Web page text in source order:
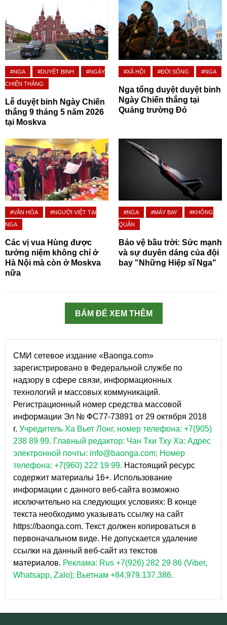
#NGA #DUYỆT BINH
#NGÀY
CHIẾN THẮNG
Lễ duyệt binh Ngày Chiến
thắng 9 tháng 5 năm 2026
tại Moskva
#XÃ HỘI #ĐỜI SỐNG #NGA
Nga tổng duyệt duyệt binh
Ngày Chiến thắng tại
Quảng trường Đỏ
#VĂN HÓA
#NGƯỜI VIỆT TẠI
NGA
Các vị vua Hùng được
tưởng niệm không chỉ ở
Hà Nội mà còn ở Moskva
nữa
#NGA #MÁY BAY
#KHÔNG
QUÂN
Bảo vệ bầu trời: Sức mạnh
và sự duyên dáng của đội
bay "Những Hiệp sĩ Nga"
BẤM ĐỂ XEM THÊM
СМИ сетевое издание «Baonga.com»
зарегистрировано в Федеральной службе по
надзору в сфере связи, информационных
технологий и массовых коммуникаций.
Регистрационный номер средства массовой
информации Эл № ФС77-73891 от 29 октября 2018
г. Учредитель Ха Вьет Лонг, номер телефона: +7(905)
238 89 99. Главный редактор: Чан Тхи Тху Ха: Адрес
электронной почты: info@baonga.com; Номер
телефона: +7(960) 222 19 99. Настоящий ресурс
содержит материалы 16+. Использование
информации с данного веб-сайта возможно
исключительно на следующих условиях: В конце
текста необходимо указывать ссылку на сайт
https://baonga.com. Текст должен копироваться в
первоначальном виде. Не допускается удаление
ссылки на данный веб-сайт из текстов
материалов. Реклама: Rus +7(926) 282 29 86 (Viber,
Whatsapp, Zalo); Вьетнам +84.979.137.386.